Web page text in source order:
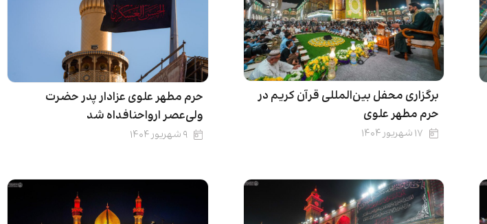
برگزاری محفل بین‌المللی قرآن کریم در
حرم مطهر علوی
۱۷ شهریور ۱۴۰۴
حرم مطهر علوی عزادار پدر حضرت
ولی‌عصر ارواحنافداه شد
۹ شهریور ۱۴۰۴